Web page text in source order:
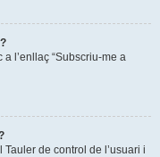
l’enllaç “Subscriu-me a
de control de l’usuari i